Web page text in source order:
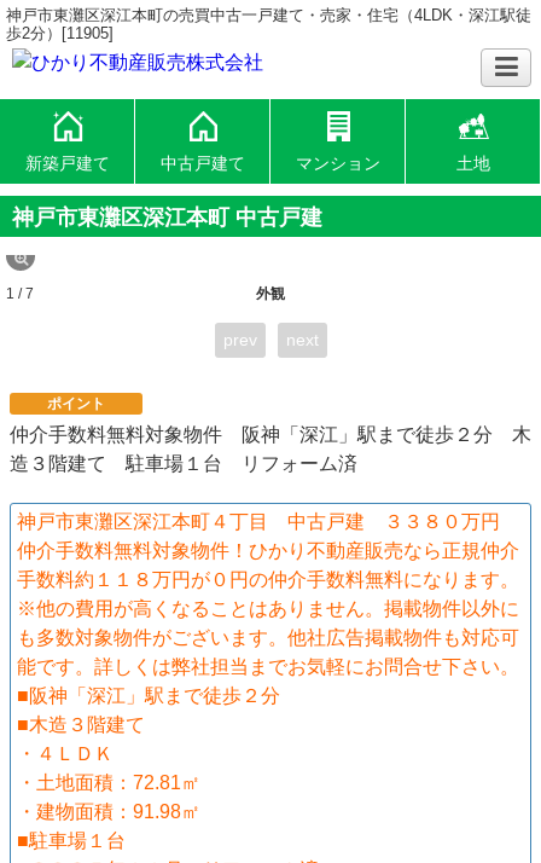
神戸市東灘区深江本町の売買中古一戸建て・売家・住宅（4LDK・深江駅徒
歩2分）[11905]
新築戸建て 中古戸建て マンション 土地
神戸市東灘区深江本町 中古戸建
外観
1 / 7
prev next
ポイント
仲介手数料無料対象物件 阪神「深江」駅まで徒歩２分 木
造３階建て 駐車場１台 リフォーム済
神戸市東灘区深江本町４丁目 中古戸建 ３３８０万円
仲介手数料無料対象物件！ひかり不動産販売なら正規仲介
手数料約１１８万円が０円の仲介手数料無料になります。
※他の費用が高くなることはありません。掲載物件以外に
も多数対象物件がございます。他社広告掲載物件も対応可
能です。詳しくは弊社担当までお気軽にお問合せ下さい。
■阪神「深江」駅まで徒歩２分
■木造３階建て
・４ＬＤＫ
・土地面積：72.81㎡
・建物面積：91.98㎡
■駐車場１台